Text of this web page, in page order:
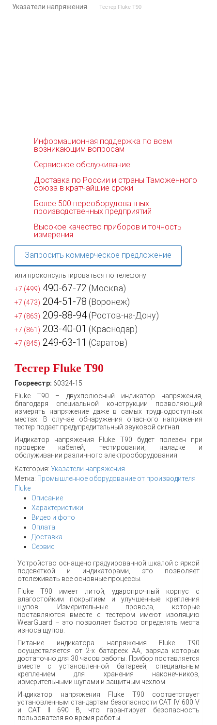
Указатели напряжения
Тестер Fluke T90
Информационная поддержка по всем
возникающим вопросам
Сервисное обслуживание
Доставка по России и страны Таможенного
союза в кратчайшие сроки
Более 500 переоборудованных
производственных предприятий
Высокое качество приборов и точность
измерения
Запросить коммерческое предложение
или проконсультироваться по телефону:
+7 (499) 490-67-72 (Москва)
+7 (473) 204-51-78 (Воронеж)
+7 (863) 209-88-94 (Ростов-на-Дону)
+7 (861) 203-40-01 (Краснодар)
+7 (845) 249-63-11 (Саратов)
Тестер Fluke T90
Госреестр: 60324-15
Fluke T90 – двухполюсный индикатор напряжения,
благодаря специальной конструкции позволяющий
измерять напряжение даже в самых труднодоступных
местах. В случае обнаружения опасного напряжения
тестер подает предупредительный звуковой сигнал.
Индикатор напряжения Fluke T90 будет полезен при
проверке кабелей, тестировании, наладке и
обслуживании различного электрооборудования.
Категория: Указатели напряжения
Метка: Промышленное оборудование от производителя
Fluke
Описание
Характеристики
Видео и фото
Оплата
Доставка
Сервис
Устройство оснащено градуированной шкалой с яркой
подсветкой и индикаторами, это позволяет
отслеживать все основные процессы.
Fluke T90 имеет литой, ударопрочный корпус с
влагостойким покрытием и улучшенные крепления
щупов. Измерительные провода, которые
поставляются вместе с тестером имеют изоляцию
WearGuard – это позволяет быстро определять места
износа щупов.
Питание индикатора напряжения Fluke T90
осуществляется от 2-х батареек АА, заряда которых
достаточно для 30 часов работы. Прибор поставляется
вместе с установленной батареей, специальным
креплением для хранения наконечников,
измерительными щупами и защитным чехлом.
Индикатор напряжения Fluke T90 соответствует
установленным стандартам безопасности CAT IV 600 V
и CAT II 690 В, что гарантирует безопасность
пользователя во время работы.